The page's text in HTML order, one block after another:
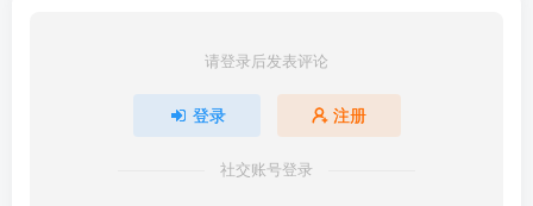
请登录后发表评论
登录 注册
社交账号登录